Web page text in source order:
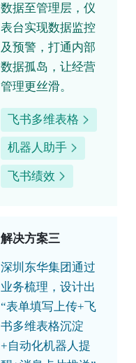
数据至管理层，仪
表台实现数据监控
及预警，打通内部
数据孤岛，让经营
管理更丝滑。
飞书多维表格
机器人助手
飞书绩效
解决方案三
深圳东华集团通过
业务梳理，设计出
“表单填写上传+飞
书多维表格沉淀
+自动化机器人提